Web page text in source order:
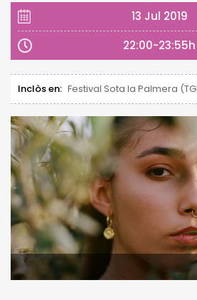
13 Jul 2019
22:00-23:55h
Inclòs en: Festival Sota la Palmera